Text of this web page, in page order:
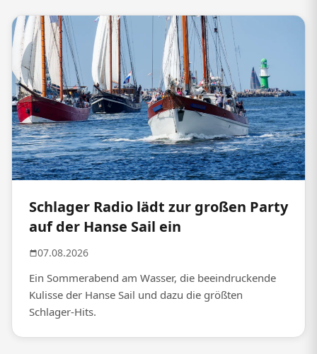
Schlager Radio lädt zur großen Party
auf der Hanse Sail ein
07.08.2026
Ein Sommerabend am Wasser, die beeindruckende
Kulisse der Hanse Sail und dazu die größten
Schlager-Hits.